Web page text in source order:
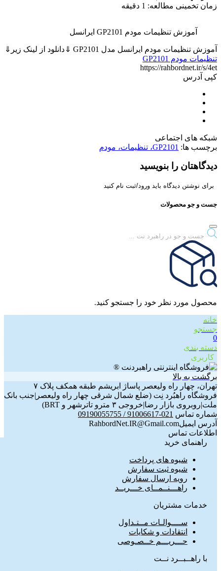
زمان تخمینی مطالعه: 1 دقیقه
آموزش تنظیمات مودم GP2101 ایرانسل
آموزش تنظیمات مودم ایرانسل مدل GP2101 ⇓دانلود از لینک زیر⇓
تنظیمات مودم GP2101
https://rahbordnet.ir/s/4et
کپی آدرس
شبکه های اجتماعی
برچسب ها: GP2101، تنظیمات، مودم
دیدگاهتان را بنویسید
برای نوشتن دیدگاه باید ورود/ثبت نام کنید
جست و جو محصولات
search
محصول مورد نظر خود را جستجو کنید.
خانه
جستجو
0
دسته بندی
کاربری
برگشت به بالا
تهران، چهار راه ولیعصر پاساژ ابریشم طبقه همکف پلاک ۷
فروشگاه راهبُرد نِت (ضلع شمال شرقی چهار راه ولیعصر|جنب بانک
ملت|روبروی بازار رضا|خروجی ۳ مترو تاترشهر و BRT)‎‎
شماره تماس 021-91006617 / 09190055755
آدرس ایمیلRahbordNet.IR@Gmail.com
اطلاعات تماس
راهنمای خرید
شیوه های پرداخت
شیوه ثبت سفارش
رویه ارسال سفارش
راهـــنــمــای خـــریــد
خدمات مشتریان
ســــوالـات مــتـداول
انتقادات و شکایات
حـــریـــم خــصـوصی
با راهــبــرد نــت